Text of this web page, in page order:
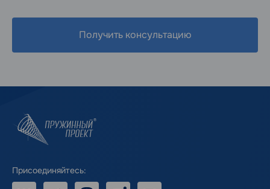
Получить консультацию
Присоединяйтесь: